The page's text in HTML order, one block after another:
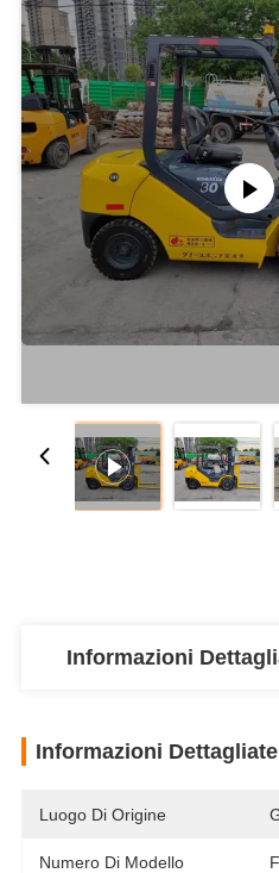
Informazioni
Informazioni Dettagliate
Luogo Di Origine
Numero Di Modello